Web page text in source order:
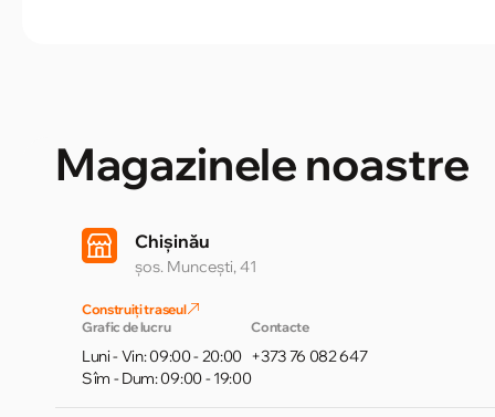
Magazinele noastre
Chișinău
șos. Muncești, 41
Construiți traseul
Grafic de lucru
Luni - Vin: 09:00 - 20:00
Sîm - Dum: 09:00 - 19:00
Contacte
+373 76 082 647